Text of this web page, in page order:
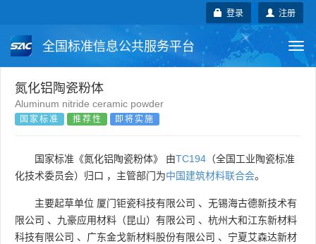
注册
登录
全国标准信息公共服务平台
国家标准
团体标准 企业标准
国外标准 技术委员会
氮化铝陶瓷粉体
Aluminum nitride ceramic powder
国家标准 推荐性 即将实施
国家标准《氮化铝陶瓷粉体》 由TC194 （全国工业陶瓷标准
化技术委员会）归口 ，主管部门为中国建筑材料联合会。
主要起草单位 厦门钜瓷科技有限公司 、 无锡海古德新技术有
限公司 、 九豪应用材料（昆山）有限公司 、 杭州大和江东新材料
科技有限公司 、 广东金戈新材料股份有限公司 、 宁夏艾森达新材